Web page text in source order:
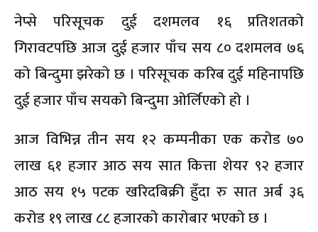
नेप्से परिसूचक दुई दशमलव १६ प्रतिशतको
गिरावटपछि आज दुई हजार पाँच सय ८० दशमलव ७६
को बिन्दुमा झरेको छ । परिसूचक करिब दुई महिनापछि
दुई हजार पाँच सयको बिन्दुमा ओर्लिएको हो ।
आज विभिन्न तीन सय १२ कम्पनीका एक करोड ७०
लाख ६१ हजार आठ सय सात कित्ता शेयर ९२ हजार
आठ सय १५ पटक खरिदबिक्री हुँदा रु सात अर्ब ३६
करोड १९ लाख ८८ हजारको कारोबार भएको छ ।